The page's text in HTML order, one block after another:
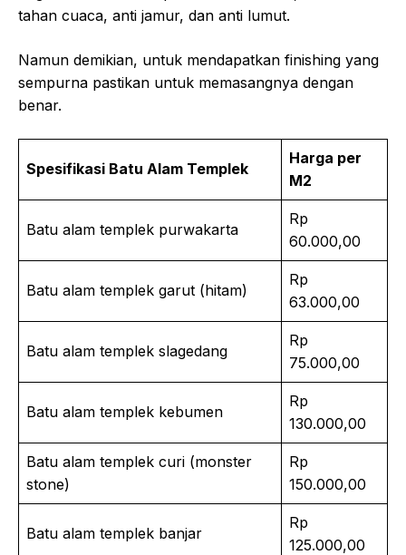
tahan cuaca, anti jamur, dan anti lumut.
Namun demikian, untuk mendapatkan finishing yang
sempurna pastikan untuk memasangnya dengan
benar.
Spesifikasi Batu Alam Templek
Harga per
M2
Batu alam templek purwakarta
Rp
60.000,00
Batu alam templek garut (hitam)
Rp
63.000,00
Batu alam templek slagedang
Rp
75.000,00
Batu alam templek kebumen
Rp
130.000,00
Batu alam templek curi (monster
stone)
Rp
150.000,00
Batu alam templek banjar
Rp
125.000,00